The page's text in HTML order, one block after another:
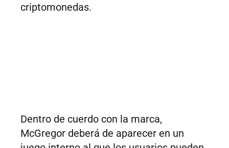
criptomonedas.
Dentro de cuerdo con la marca,
McGregor deberá de aparecer en un